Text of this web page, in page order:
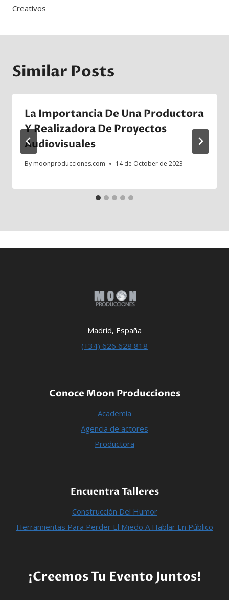
Creativos
Similar Posts
La Importancia De Una Productora
Y Realizadora De Proyectos
Audiovisuales
By moonproducciones.com 14 de October de 2023
Madrid, España
(+34) 626 628 818
Conoce Moon Producciones
Academia
Agencia de actores
Productora
Encuentra Talleres
Construcción Del Humor
Herramientas Para Perder El Miedo A Hablar En Público
¡Creemos Tu Evento Juntos!